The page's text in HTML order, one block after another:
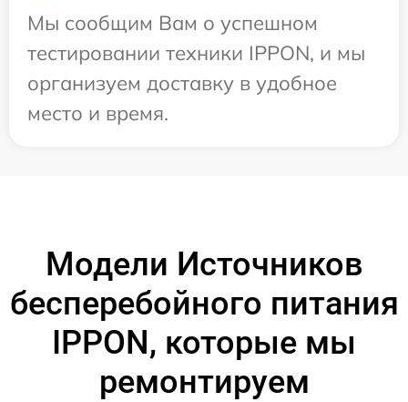
Мы сообщим Вам о успешном
тестировании техники IPPON, и мы
организуем доставку в удобное
место и время.
Модели Источников
бесперебойного питания
IPPON, которые мы
ремонтируем